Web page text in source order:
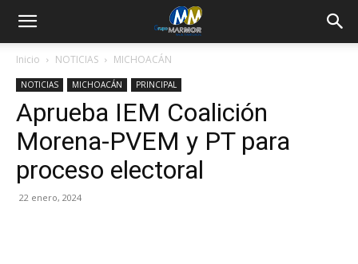
Inicio NOTICIAS MICHOACÁN
NOTICIAS MICHOACÁN PRINCIPAL
Aprueba IEM Coalición
Morena-PVEM y PT para
proceso electoral
22 enero, 2024